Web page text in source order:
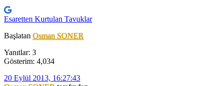
Esaretten Kurtulan Tavuklar
BaşlatanOsman SONER
Yanıtlar: 3
Gösterim: 4,034
20 Eylül 2013, 16:27:43